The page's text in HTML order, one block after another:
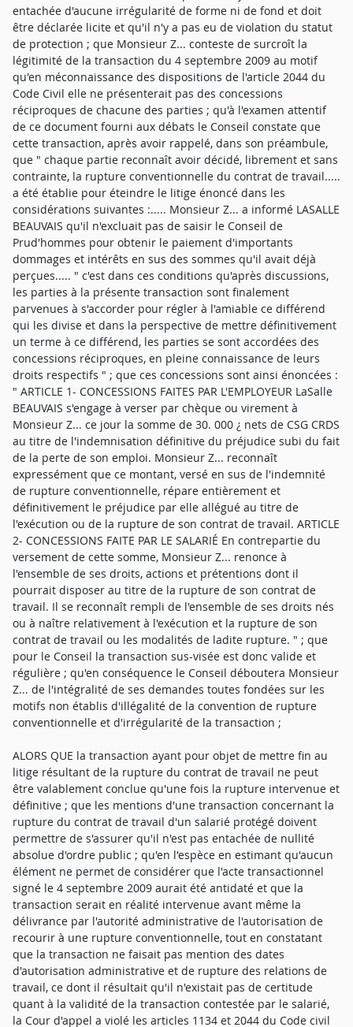
entachée d'aucune irrégularité de forme ni de fond et doit
être déclarée licite et qu'il n'y a pas eu de violation du statut
de protection ; que Monsieur Z... conteste de surcroît la
légitimité de la transaction du 4 septembre 2009 au motif
qu'en méconnaissance des dispositions de l'article 2044 du
Code Civil elle ne présenterait pas des concessions
réciproques de chacune des parties ; qu'à l'examen attentif
de ce document fourni aux débats le Conseil constate que
cette transaction, après avoir rappelé, dans son préambule,
que " chaque partie reconnaît avoir décidé, librement et sans
contrainte, la rupture conventionnelle du contrat de travail.....
a été établie pour éteindre le litige énoncé dans les
considérations suivantes :..... Monsieur Z... a informé LASALLE
BEAUVAIS qu'il n'excluait pas de saisir le Conseil de
Prud'hommes pour obtenir le paiement d'importants
dommages et intérêts en sus des sommes qu'il avait déjà
perçues..... " c'est dans ces conditions qu'après discussions,
les parties à la présente transaction sont finalement
parvenues à s'accorder pour régler à l'amiable ce différend
qui les divise et dans la perspective de mettre définitivement
un terme à ce différend, les parties se sont accordées des
concessions réciproques, en pleine connaissance de leurs
droits respectifs " ; que ces concessions sont ainsi énoncées :
" ARTICLE 1- CONCESSIONS FAITES PAR L'EMPLOYEUR LaSalle
BEAUVAIS s'engage à verser par chèque ou virement à
Monsieur Z... ce jour la somme de 30. 000 ¿ nets de CSG CRDS
au titre de l'indemnisation définitive du préjudice subi du fait
de la perte de son emploi. Monsieur Z... reconnaît
expressément que ce montant, versé en sus de l'indemnité
de rupture conventionnelle, répare entièrement et
définitivement le préjudice par elle allégué au titre de
l'exécution ou de la rupture de son contrat de travail. ARTICLE
2- CONCESSIONS FAITE PAR LE SALARIÉ En contrepartie du
versement de cette somme, Monsieur Z... renonce à
l'ensemble de ses droits, actions et prétentions dont il
pourrait disposer au titre de la rupture de son contrat de
travail. Il se reconnaît rempli de l'ensemble de ses droits nés
ou à naître relativement à l'exécution et la rupture de son
contrat de travail ou les modalités de ladite rupture. " ; que
pour le Conseil la transaction sus-visée est donc valide et
régulière ; qu'en conséquence le Conseil déboutera Monsieur
Z... de l'intégralité de ses demandes toutes fondées sur les
motifs non établis d'illégalité de la convention de rupture
conventionnelle et d'irrégularité de la transaction ;
ALORS QUE la transaction ayant pour objet de mettre fin au
litige résultant de la rupture du contrat de travail ne peut
être valablement conclue qu'une fois la rupture intervenue et
définitive ; que les mentions d'une transaction concernant la
rupture du contrat de travail d'un salarié protégé doivent
permettre de s'assurer qu'il n'est pas entachée de nullité
absolue d'ordre public ; qu'en l'espèce en estimant qu'aucun
élément ne permet de considérer que l'acte transactionnel
signé le 4 septembre 2009 aurait été antidaté et que la
transaction serait en réalité intervenue avant même la
délivrance par l'autorité administrative de l'autorisation de
recourir à une rupture conventionnelle, tout en constatant
que la transaction ne faisait pas mention des dates
d'autorisation administrative et de rupture des relations de
travail, ce dont il résultait qu'il n'existait pas de certitude
quant à la validité de la transaction contestée par le salarié,
la Cour d'appel a violé les articles 1134 et 2044 du Code civil